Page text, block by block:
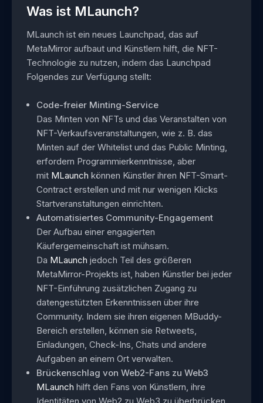
Was ist MLaunch?
MLaunch ist ein neues Launchpad, das auf
MetaMirror aufbaut und Künstlern hilft, die NFT-
Technologie zu nutzen, indem das Launchpad
Folgendes zur Verfügung stellt:
Code-freier Minting-Service
Das Minten von NFTs und das Veranstalten von
NFT-Verkaufsveranstaltungen, wie z. B. das
Minten auf der Whitelist und das Public Minting,
erfordern Programmierkenntnisse, aber
mit MLaunch können Künstler ihren NFT-Smart-
Contract erstellen und mit nur wenigen Klicks
Startveranstaltungen einrichten.
Automatisiertes Community-Engagement
Der Aufbau einer engagierten
Käufergemeinschaft ist mühsam.
Da MLaunch jedoch Teil des größeren
MetaMirror-Projekts ist, haben Künstler bei jeder
NFT-Einführung zusätzlichen Zugang zu
datengestützten Erkenntnissen über ihre
Community. Indem sie ihren eigenen MBuddy-
Bereich erstellen, können sie Retweets,
Einladungen, Check-Ins, Chats und andere
Aufgaben an einem Ort verwalten.
Brückenschlag von Web2-Fans zu Web3
MLaunch hilft den Fans von Künstlern, ihre